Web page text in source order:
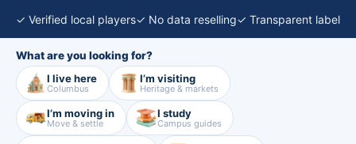
✓ Verified local players✓ No data reselling✓ Transparent label
What are you looking for?
I live here
Columbus
I’m visiting
Heritage & markets
I’m moving in
Move & settle
I study
Campus guides